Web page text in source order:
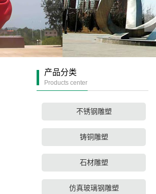
产品分类
Products center
不锈钢雕塑
铸铜雕塑
石材雕塑
仿真玻璃钢雕塑